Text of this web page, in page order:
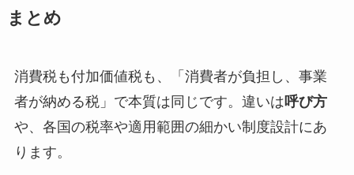
まとめ
消費税も付加価値税も、「消費者が負担し、事業
者が納める税」で本質は同じです。違いは呼び方
や、各国の税率や適用範囲の細かい制度設計にあ
ります。